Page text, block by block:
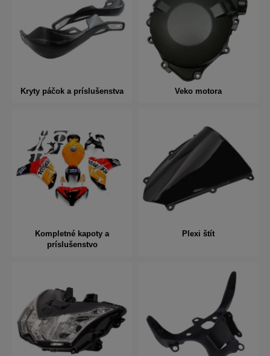
Kryty páčok a príslušenstva Veko motora
Kompletné kapoty a
príslušenstvo
Plexi štít